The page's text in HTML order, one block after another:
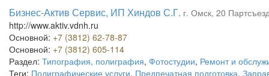
Бизнес-Актив Сервис, ИП Хиндов С.Г. г. Омск, 20
http://www.aktiv.vdnh.ru
Основной: +7 (3812) 62-78-87
Основной: +7 (3812) 605-114
Раздел: Типография, полиграфия, Фотостудии, Ремонт и
Теги: Полиграфические услуги, Предпечатная подготовка,